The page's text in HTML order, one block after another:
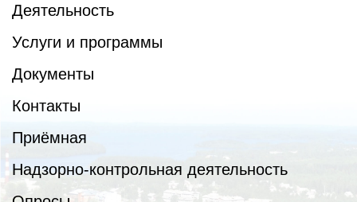
Деятельность
Услуги и программы
Документы
Контакты
Приёмная
Надзорно-контрольная деятельность